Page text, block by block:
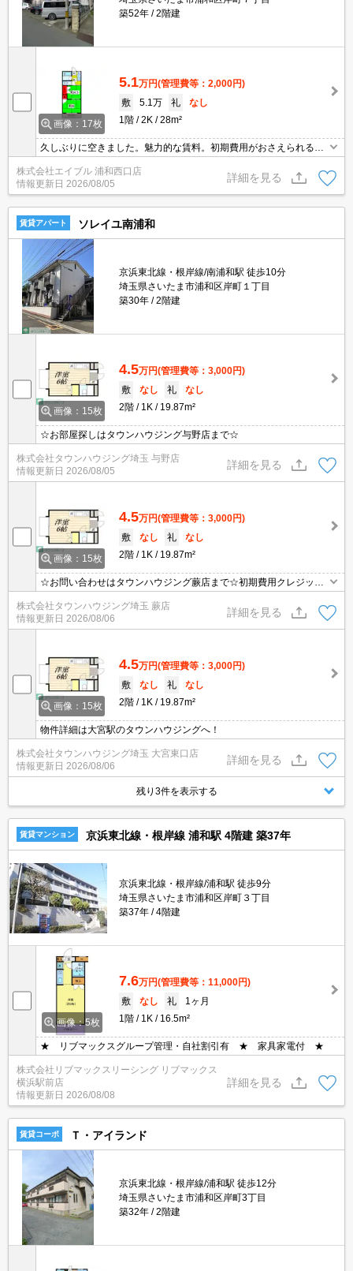
築52年
2階建
画像：17枚
5.1万円(管理費等：2,000円)
敷
5.1万 礼
なし
1階
2K 28m²
久しぶりに空きました。魅力的な賃料。初期費用がおさえられる物
件。最新の空室状況はお気軽にお問い合わせ下さい。すぐ内見でき
ます。保証会社要(初回、月額総賃料の50%、更新料1万円/年)。
株式会社エイブル 浦和西口店
情報更新日 2026/08/05
詳細を見る
賃貸アパート ソレイユ南浦和
京浜東北線・根岸線/南浦和駅 徒歩10分
埼玉県さいたま市浦和区岸町１丁目
築30年
2階建
画像：15枚
4.5万円(管理費等：3,000円)
敷
なし 礼
なし
2階
1K 19.87m²
☆お部屋探しはタウンハウジング与野店まで☆
株式会社タウンハウジング埼玉 与野店
情報更新日 2026/08/05
詳細を見る
画像：15枚
4.5万円(管理費等：3,000円)
敷
なし 礼
なし
2階
1K 19.87m²
☆お問い合わせはタウンハウジング蕨店まで☆初期費用クレジット
決済相談☆オンラインでの内見・契約もお気軽にご相談ください！
株式会社タウンハウジング埼玉 蕨店
情報更新日 2026/08/06
詳細を見る
画像：15枚
4.5万円(管理費等：3,000円)
敷
なし 礼
なし
2階
1K 19.87m²
物件詳細は大宮駅のタウンハウジングへ！
株式会社タウンハウジング埼玉 大宮東口店
情報更新日 2026/08/06
詳細を見る
残り3件を表示する
賃貸マンション 京浜東北線・根岸線 浦和駅 4階建 築37年
京浜東北線・根岸線/浦和駅 徒歩9分
埼玉県さいたま市浦和区岸町３丁目
築37年
4階建
画像：5枚
7.6万円(管理費等：11,000円)
敷
なし 礼
1ヶ月
1階
1K 16.5m²
★ リブマックスグループ管理・自社割引有 ★ 家具家電付 ★
株式会社リブマックスリーシング リブマックス
横浜駅前店
情報更新日 2026/08/08
詳細を見る
賃貸コーポ Ｔ・アイランド
京浜東北線・根岸線/浦和駅 徒歩12分
埼玉県さいたま市浦和区岸町3丁目
築32年
2階建